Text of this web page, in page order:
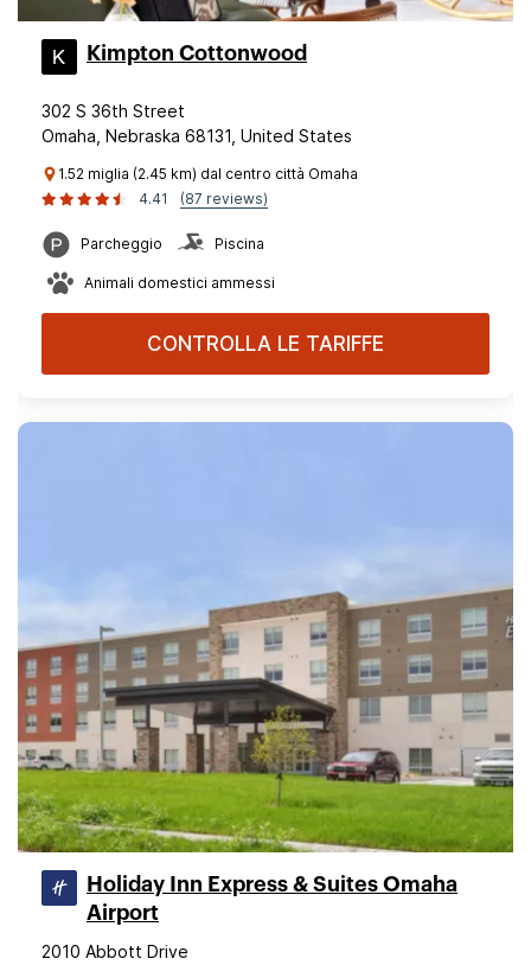
Kimpton Cottonwood
302 S 36th Street
Omaha, Nebraska 68131, United States
1.52 miglia (2.45 km) dal centro città Omaha
4.41
(87 reviews)
Parcheggio Piscina
Animali domestici ammessi
CONTROLLA LE TARIFFE
Holiday Inn Express & Suites Omaha
Airport
2010 Abbott Drive